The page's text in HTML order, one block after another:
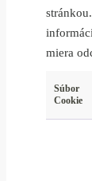
miera
Súbor
Cookie